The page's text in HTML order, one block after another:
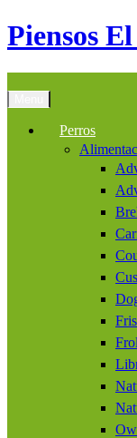
Piensos
Perros